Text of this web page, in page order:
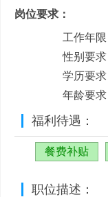
岗位要求：
工作年
性别要求
学历要
年龄要求
福利待遇：
餐费补贴
职位描述：